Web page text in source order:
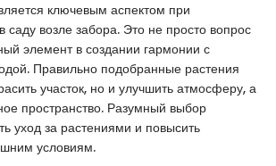
ключевым аспектом при
возле забора. Это не просто вопрос
элемент в создании гармонии с
Правильно подобранные растения
участок, но и улучшить атмосферу, а
пространство. Разумный выбор
уход за растениями и повысить
условиям.